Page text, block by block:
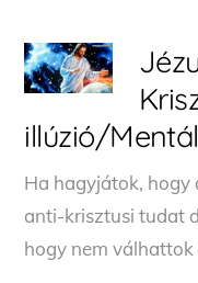
illúzió/
Ha hagyjátok, hogy
anti-krisztusi tudat
hogy nem